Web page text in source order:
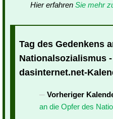
Hier erfahren Sie mehr
Tag des Gedenkens
Nationalsozialismus
dasinternet.net-
Vorheriger
an die Opfer des